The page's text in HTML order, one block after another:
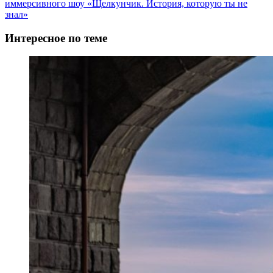
иммерсивного шоу «Щелкунчик. История, которую ты не
знал»
Интересное по теме